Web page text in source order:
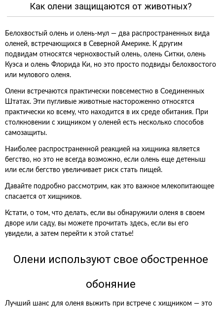
Как олени защищаются от животных?
Белохвостый олень и олень-мул — два распространенных вида
оленей, встречающихся в Северной Америке. К другим
подвидам относятся чернохвостый олень, олень Ситки, олень
Куэса и олень Флорида Ки, но это просто подвиды белохвостого
или мулового оленя.
Олени встречаются практически повсеместно в Соединенных
Штатах. Эти пугливые животные настороженно относятся
практически ко всему, что находится в их среде обитания. При
столкновении с хищником у оленей есть несколько способов
самозащиты.
Наиболее распространенной реакцией на хищника является
бегство, но это не всегда возможно, если олень еще детеныш
или если бегство увеличивает риск стать пищей.
Давайте подробно рассмотрим, как это важное млекопитающее
спасается от хищников.
Кстати, о том, что делать, если вы обнаружили оленя в своем
дворе или саду, вы можете прочитать здесь, если вы его
увидели, а затем перейти к этой статье!
Олени используют свое обостренное
обоняние
Лучший шанс для оленя выжить при встрече с хищником — это